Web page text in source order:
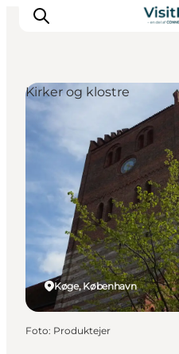
Sommerferie
Oplevelser
Kano
Det sker
Spisesteder
Overnatning
Outdoor
Køge, København
Kirker og klostre
Foto: Produktejer